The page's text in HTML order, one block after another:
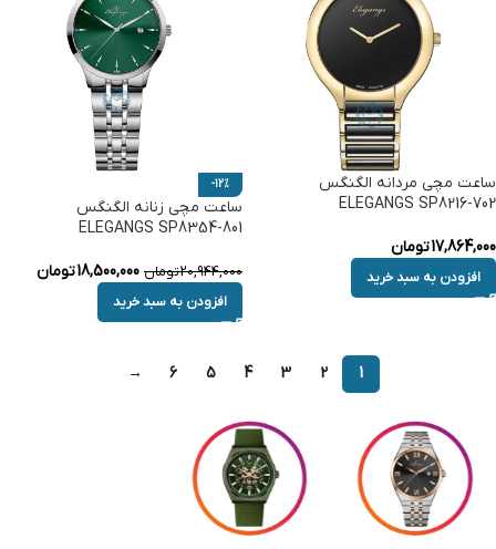
ساعت مچی مردانه الگنگس
ELEGANGS SP8216-702
17,864,000تومان
افزودن به سبد خرید
-12%
ساعت مچی زنانه الگنگس
ELEGANGS SP8354-801
20,944,000تومان 18,500,000تومان
افزودن به سبد خرید
1
2
3
4
5
6
→